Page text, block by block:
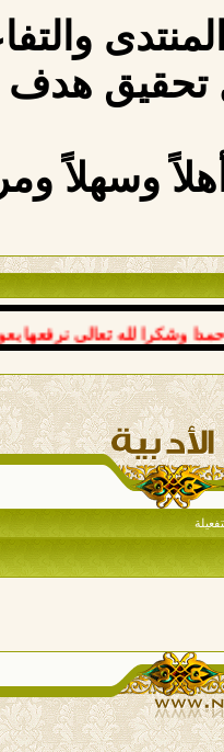
هدف
وسهلاً
لله تعالى نرفعها